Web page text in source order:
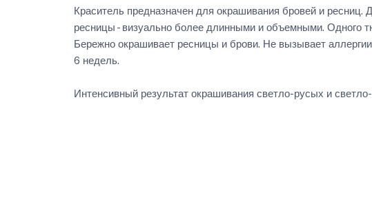
Краситель предназначен для окрашивания бровей и ресниц.
ресницы - визуально более длинными и объемными. Одного
Бережно окрашивает ресницы и брови. Не вызывает
6 недель.
Интенсивный результат окрашивания светло-русых и